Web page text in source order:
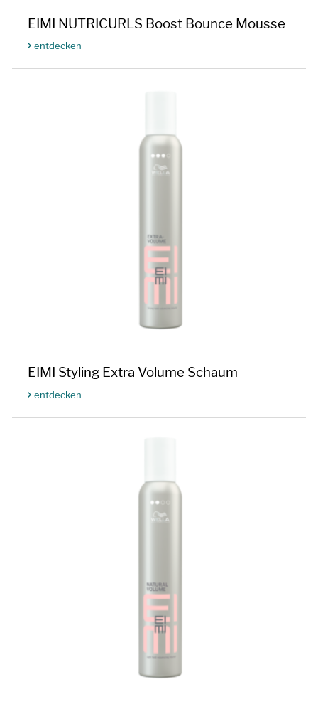
EIMI NUTRICURLS Boost Bounce Mousse
entdecken
EIMI Styling Extra Volume Schaum
entdecken